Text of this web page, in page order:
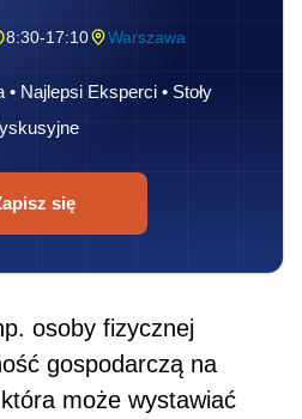
8:30-17:10 Warszawa
Najlepsi Eksperci • Stoły
się
osoby fizycznej
gospodarczą na
może wystawiać